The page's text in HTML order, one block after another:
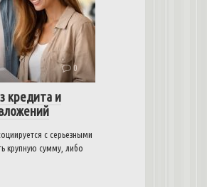
0
кредита и
с серьезными
крупную сумму, либо